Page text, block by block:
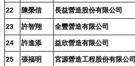
22 陳榮信 長益營造股份有限公司
23 許智翔 全豐營造有限公司
24 許進添 益欣營造有限公司
25 張福明 宮源營造工程股份有限公司